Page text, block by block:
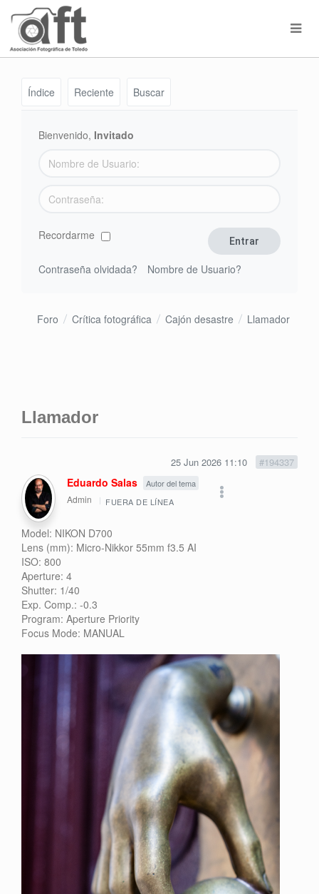
Índice Reciente Buscar
Bienvenido, Invitado
Recordarme
Contraseña olvidada? Nombre de Usuario?
Foro Crítica fotográfica Cajón desastre Llamador
Llamador
25 Jun 2026 11:10 #194337
Eduardo Salas Autor del tema
Admin FUERA DE LÍNEA
Model: NIKON D700
Lens (mm): Micro-Nikkor 55mm f3.5 AI
ISO: 800
Aperture: 4
Shutter: 1/40
Exp. Comp.: -0.3
Program: Aperture Priority
Focus Mode: MANUAL